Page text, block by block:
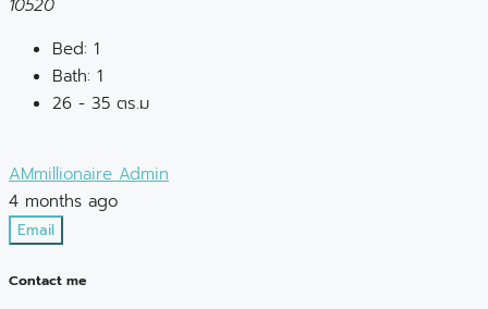
10520
Bed: 1
Bath: 1
26 - 35 ตร.ม
AMmillionaire Admin
4 months ago
Email
Contact me